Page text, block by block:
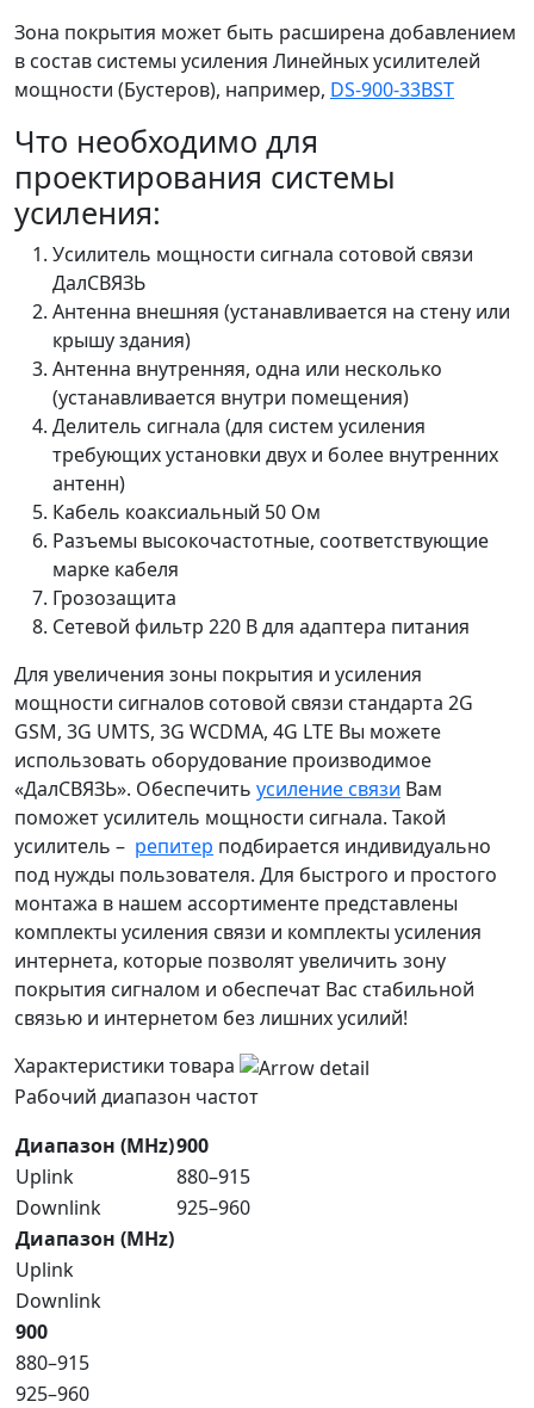
Зона покрытия может быть расширена добавлением
в состав системы усиления Линейных усилителей
мощности (Бустеров), например, DS-900-33BST
Что необходимо для
проектирования системы
усиления:
Усилитель мощности сигнала сотовой связи
ДалСВЯЗЬ
Антенна внешняя (устанавливается на стену или
крышу здания)
Антенна внутренняя, одна или несколько
(устанавливается внутри помещения)
Делитель сигнала (для систем усиления
требующих установки двух и более внутренних
антенн)
Кабель коаксиальный 50 Ом
Разъемы высокочастотные, соответствующие
марке кабеля
Грозозащита
Сетевой фильтр 220 В для адаптера питания
Для увеличения зоны покрытия и усиления
мощности сигналов сотовой связи стандарта 2G
GSM, 3G UMTS, 3G WCDMA, 4G LTE Вы можете
использовать оборудование производимое
«ДалСВЯЗЬ». Обеспечить усиление связи Вам
поможет усилитель мощности сигнала. Такой
усилитель – репитер подбирается индивидуально
под нужды пользователя. Для быстрого и простого
монтажа в нашем ассортименте представлены
комплекты усиления связи и комплекты усиления
интернета, которые позволят увеличить зону
покрытия сигналом и обеспечат Вас стабильной
связью и интернетом без лишних усилий!
Характеристики товара
Рабочий диапазон частот
Диапазон (MHz)900
Uplink
880–915
Downlink
925–960
Диапазон (MHz)
Uplink
Downlink
900
880–915
925–960